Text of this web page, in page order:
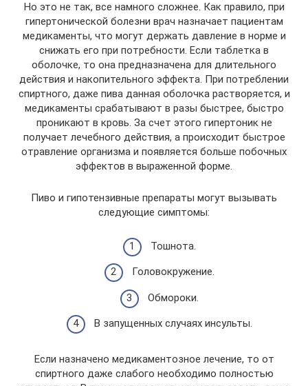
Но это не так, все намного сложнее. Как правило, при
гипертонической болезни врач назначает пациентам
медикаменты, что могут держать давление в норме и
снижать его при потребности. Если таблетка в
оболочке, то она предназначена для длительного
действия и накопительного эффекта. При потреблении
спиртного, даже пива данная оболочка растворяется, и
медикаменты срабатывают в разы быстрее, быстро
проникают в кровь. За счет этого гипертоник не
получает лечебного действия, а происходит быстрое
отравление организма и появляется больше побочных
эффектов в выраженной форме.
Пиво и гипотензивные препараты могут вызывать
следующие симптомы:
Тошнота.
Головокружение.
Обмороки.
В запущенных случаях инсульты.
Если назначено медикаментозное лечение, то от
спиртного даже слабого необходимо полностью